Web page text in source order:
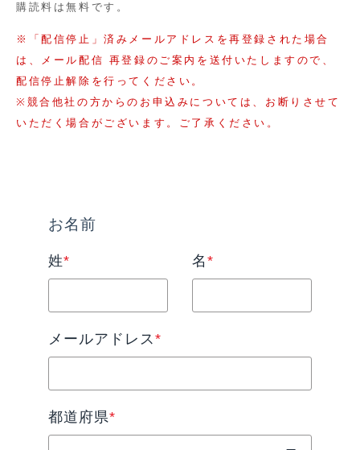
購読料は無料です。
※「配信停止」済みメールアドレスを再登録された場合
は、メール配信 再登録のご案内を送付いたしますので、
配信停止解除を行ってください。
※競合他社の方からのお申込みについては、お断りさせて
いただく場合がございます。ご了承ください。
お名前
姓* 名*
メールアドレス*
都道府県*